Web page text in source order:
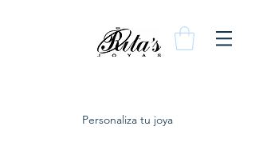
Personaliza tu joya